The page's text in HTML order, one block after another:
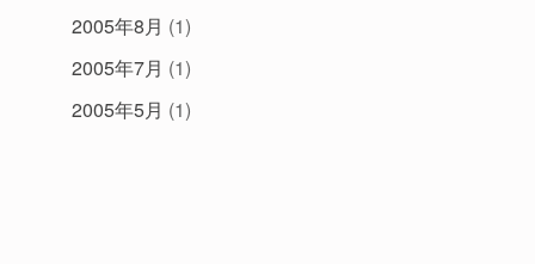
2005年8月 (1)
2005年7月 (1)
2005年5月 (1)